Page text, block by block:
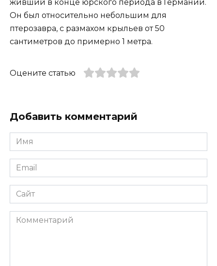
живший в конце юрского периода в Германии.
Он был относительно небольшим для
птерозавра, с размахом крыльев от 50
сантиметров до примерно 1 метра.
Оцените статью
Добавить комментарий
Имя
*
Email
*
Сайт
Комментарий